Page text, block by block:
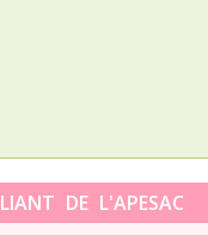
DE L'APESAC